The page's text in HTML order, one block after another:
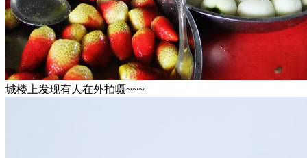
城楼上发现有人在外拍嗫~~~